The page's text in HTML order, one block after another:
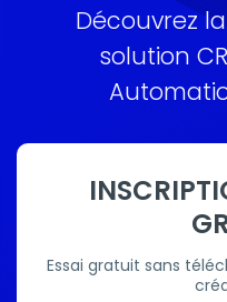
Découvrez
solution
Essai gratuit sans